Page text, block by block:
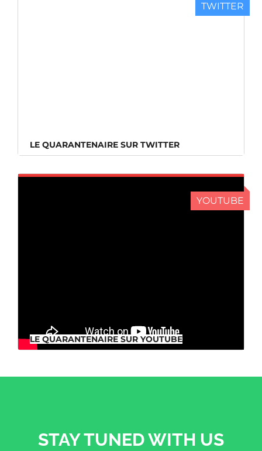
TWITTER
LE QUARANTENAIRE SUR TWITTER
YOUTUBE
LE QUARANTENAIRE SUR YOUTUBE
STAY TUNED WITH US